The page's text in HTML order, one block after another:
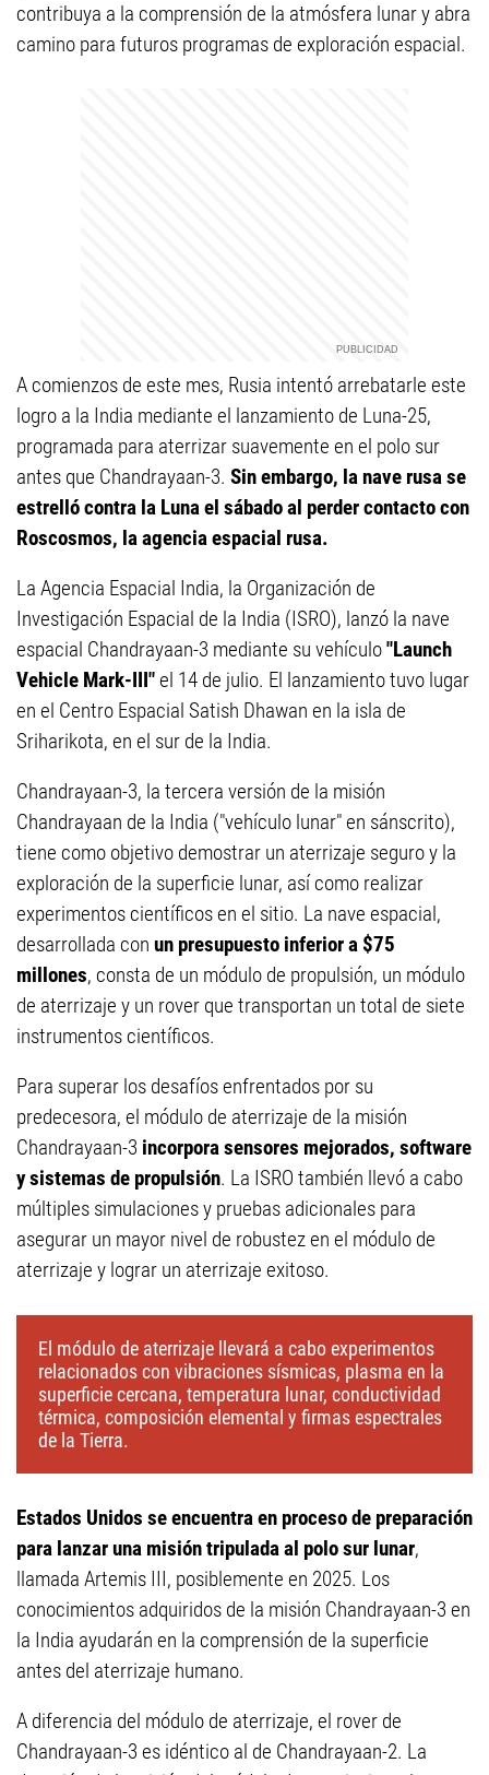
contribuya a la comprensión de la atmósfera lunar y abra
camino para futuros programas de exploración espacial.
A comienzos de este mes, Rusia intentó arrebatarle este
logro a la India mediante el lanzamiento de Luna-25,
programada para aterrizar suavemente en el polo sur
antes que Chandrayaan-3. Sin embargo, la nave rusa se
estrelló contra la Luna el sábado al perder contacto con
Roscosmos, la agencia espacial rusa.
La Agencia Espacial India, la Organización de
Investigación Espacial de la India (ISRO), lanzó la nave
espacial Chandrayaan-3 mediante su vehículo"Launch
Vehicle Mark-III"el 14 de julio. El lanzamiento tuvo lugar
en el Centro Espacial Satish Dhawan en la isla de
Sriharikota, en el sur de la India.
Chandrayaan-3, la tercera versión de la misión
Chandrayaan de la India ("vehículo lunar" en sánscrito),
tiene como objetivo demostrar un aterrizaje seguro y la
exploración de la superficie lunar, así como realizar
experimentos científicos en el sitio. La nave espacial,
desarrollada con un presupuesto inferior a $75
millones, consta de un módulo de propulsión, un módulo
de aterrizaje y un rover que transportan un total de siete
instrumentos científicos.
Para superar los desafíos enfrentados por su
predecesora, el módulo de aterrizaje de la misión
Chandrayaan-3 incorpora sensores mejorados, software
y sistemas de propulsión. La ISRO también llevó a cabo
múltiples simulaciones y pruebas adicionales para
asegurar un mayor nivel de robustez en el módulo de
aterrizaje y lograr un aterrizaje exitoso.
El módulo de aterrizaje llevará a cabo experimentos
relacionados con vibraciones sísmicas, plasma en la
superficie cercana, temperatura lunar, conductividad
térmica, composición elemental y firmas espectrales
de la Tierra.
Estados Unidos se encuentra en proceso de preparación
para lanzar una misión tripulada al polo sur lunar,
llamada Artemis III, posiblemente en 2025. Los
conocimientos adquiridos de la misión Chandrayaan-3 en
la India ayudarán en la comprensión de la superficie
antes del aterrizaje humano.
A diferencia del módulo de aterrizaje, el rover de
Chandrayaan-3 es idéntico al de Chandrayaan-2. La